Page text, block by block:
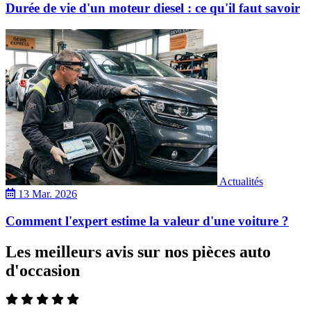
Durée de vie d'un moteur diesel : ce qu'il faut savoir
Actualités
13 Mar. 2026
Comment l'expert estime la valeur d'une voiture ?
Les meilleurs avis sur nos pièces auto
d'occasion